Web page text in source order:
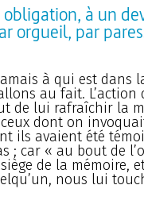
à un
orgueil, par
à qui est dans
au fait. L’action
de lui rafraîchir la
dont on
ils avaient été
; car « au bout de
de la mémoire,
nous lui